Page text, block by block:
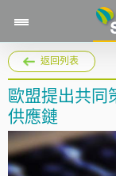
返回列表
歐盟提出共同
供應鏈